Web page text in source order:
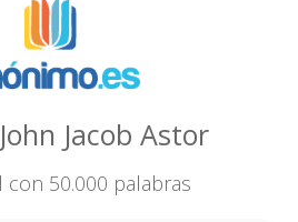
Jacob Astor
50.000 palabras